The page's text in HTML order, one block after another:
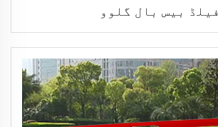
فیلڈ بیس بال گلوو